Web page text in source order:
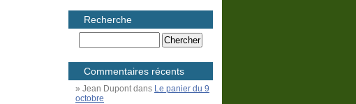
Recherche
Commentaires récents
Jean Dupontdans Le panier du 9
octobre